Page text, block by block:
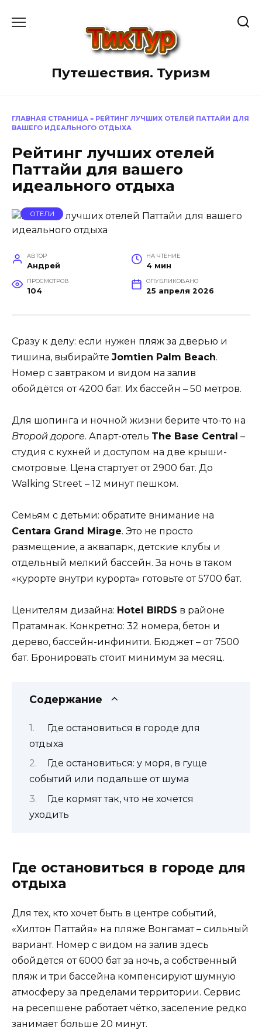
Путешествия. Туризм
ГЛАВНАЯ СТРАНИЦА » РЕЙТИНГ ЛУЧШИХ ОТЕЛЕЙ ПАТТАЙИ ДЛЯ
ВАШЕГО ИДЕАЛЬНОГО ОТДЫХА
Рейтинг лучших отелей
Паттайи для вашего
идеального отдыха
ОТЕЛИ
АВТОР
Андрей
НА ЧТЕНИЕ
4 мин
ПРОСМОТРОВ
104
ОПУБЛИКОВАНО
25 апреля 2026
Сразу к делу: если нужен пляж за дверью и
тишина, выбирайте Jomtien Palm Beach.
Номер с завтраком и видом на залив
обойдётся от 4200 бат. Их бассейн – 50 метров.
Для шопинга и ночной жизни берите что-то на
Второй дороге. Апарт-отель The Base Central –
студия с кухней и доступом на две крыши-
смотровые. Цена стартует от 2900 бат. До
Walking Street – 12 минут пешком.
Семьям с детьми: обратите внимание на
Centara Grand Mirage. Это не просто
размещение, а аквапарк, детские клубы и
отдельный мелкий бассейн. За ночь в таком
«курорте внутри курорта» готовьте от 5700 бат.
Ценителям дизайна: Hotel BIRDS в районе
Пратамнак. Конкретно: 32 номера, бетон и
дерево, бассейн-инфинити. Бюджет – от 7500
бат. Бронировать стоит минимум за месяц.
Содержание
Где остановиться в городе для
отдыха
Где остановиться: у моря, в гуще
событий или подальше от шума
Где кормят так, что не хочется
уходить
Где остановиться в городе для
отдыха
Для тех, кто хочет быть в центре событий,
«Хилтон Паттайя» на пляже Вонгамат – сильный
вариант. Номер с видом на залив здесь
обойдётся от 6000 бат за ночь, а собственный
пляж и три бассейна компенсируют шумную
атмосферу за пределами территории. Сервис
на ресепшене работает чётко, заселение редко
занимает больше 20 минут.